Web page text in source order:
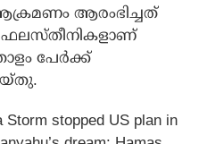
ആരംഭിച്ചത്
ഫലസ്തീനികളാണ്
പേർക്ക്
Storm stopped US plan in